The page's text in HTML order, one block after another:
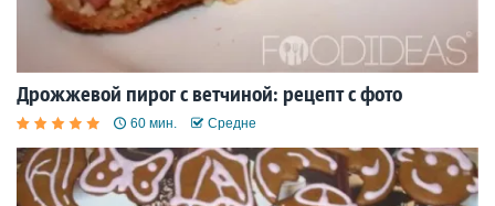
Дрожжевой пирог с ветчиной: рецепт с фото
60 мин. Средне